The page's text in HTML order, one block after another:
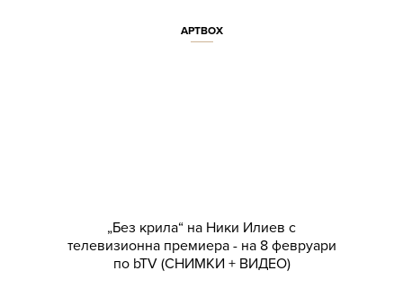
АРТBOX
„Без крила“ на Ники Илиев с
телевизионна премиера - на 8 февруари
по bTV (СНИМКИ + ВИДЕО)